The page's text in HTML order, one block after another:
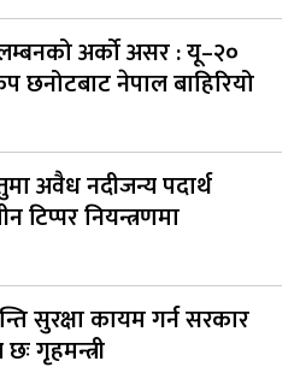
अर्को असर : यू–२०
छनोटबाट नेपाल बाहिरियो
अवैध नदीजन्य पदार्थ
टिप्पर नियन्त्रणमा
सुरक्षा कायम गर्न सरकार
गृहमन्त्री